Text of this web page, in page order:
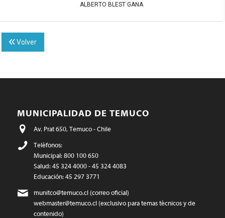
ALBERTO BLEST GANA
Volver
MUNICIPALIDAD DE TEMUCO
Av. Prat 650, Temuco - Chile
Teléfonos:
Municipal: 800 100 650
Salud: 45 324 4000 - 45 324 4083
Educación: 45 297 3771
munitco@temuco.cl(correo oficial)
webmaster@temuco.cl(exclusivo para temas técnicos y de
contenido)